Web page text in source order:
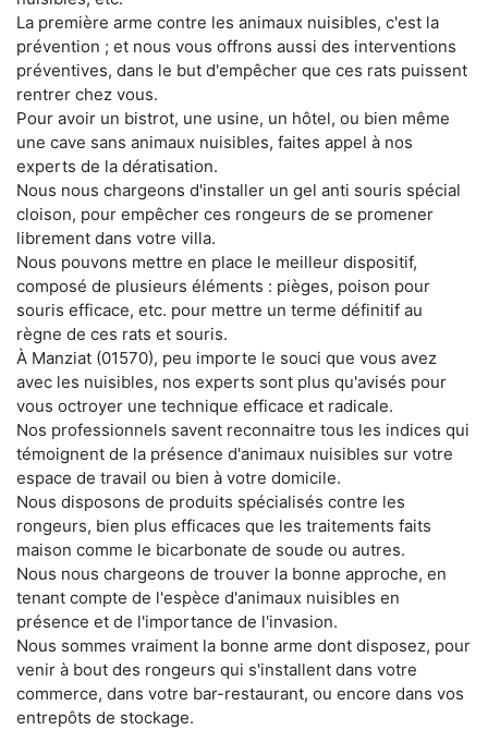
La première arme contre les animaux nuisibles, c'est la
prévention ; et nous vous offrons aussi des interventions
préventives, dans le but d'empêcher que ces rats puissent
rentrer chez vous.
Pour avoir un bistrot, une usine, un hôtel, ou bien même
une cave sans animaux nuisibles, faites appel à nos
experts de la dératisation.
Nous nous chargeons d'installer un gel anti souris spécial
cloison, pour empêcher ces rongeurs de se promener
librement dans votre villa.
Nous pouvons mettre en place le meilleur dispositif,
composé de plusieurs éléments : pièges, poison pour
souris efficace, etc. pour mettre un terme définitif au
règne de ces rats et souris.
À Manziat (01570), peu importe le souci que vous avez
avec les nuisibles, nos experts sont plus qu'avisés pour
vous octroyer une technique efficace et radicale.
Nos professionnels savent reconnaitre tous les indices qui
témoignent de la présence d'animaux nuisibles sur votre
espace de travail ou bien à votre domicile.
Nous disposons de produits spécialisés contre les
rongeurs, bien plus efficaces que les traitements faits
maison comme le bicarbonate de soude ou autres.
Nous nous chargeons de trouver la bonne approche, en
tenant compte de l'espèce d'animaux nuisibles en
présence et de l'importance de l'invasion.
Nous sommes vraiment la bonne arme dont disposez, pour
venir à bout des rongeurs qui s'installent dans votre
commerce, dans votre bar-restaurant, ou encore dans vos
entrepôts de stockage.